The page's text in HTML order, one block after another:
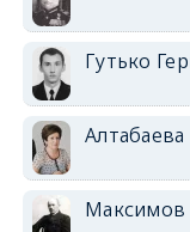
Гутько
Максимов